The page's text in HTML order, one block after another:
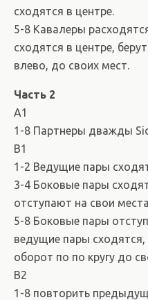
сходятся в центре.
5-8 Кавалеры
сходятся в центре,
влево, до своих мест.
Часть 2
А1
1-8 Партнеры дважды
B1
1-2 Ведущие пары
3-4 Боковые пары
отступают на свои
5-8 Боковые пары
ведущие пары сходятся,
оборот по по кругу до
B2
1-8 повторить